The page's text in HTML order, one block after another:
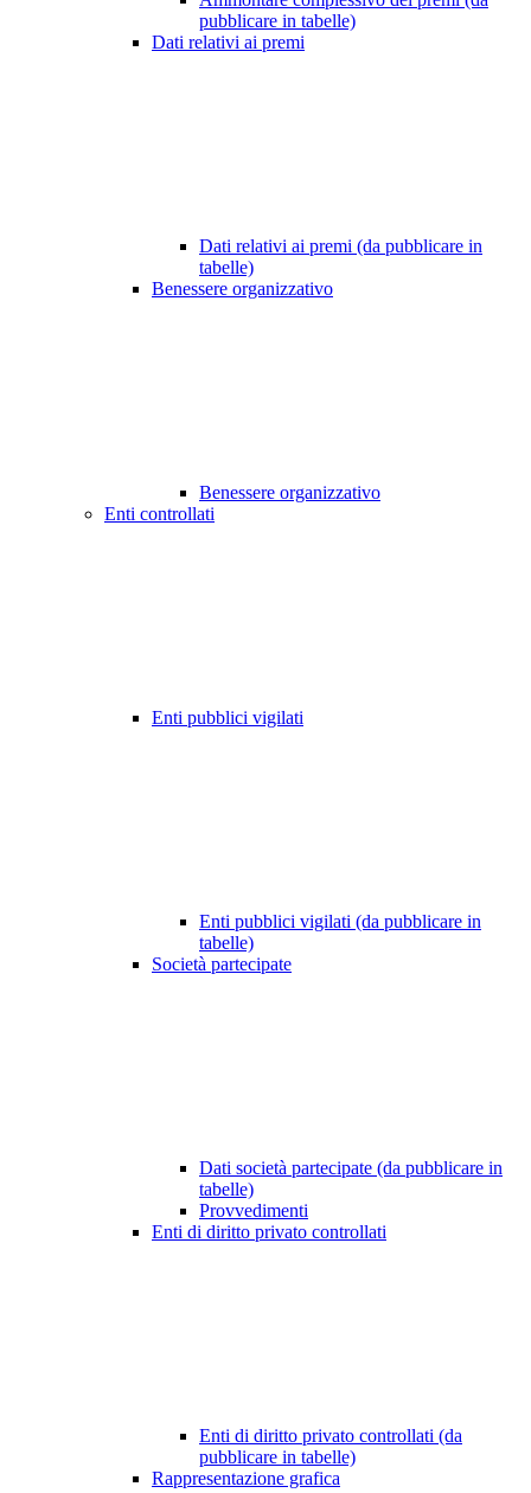
pubblicare in tabelle)
Dati relativi ai premi
Dati relativi ai premi (da pubblicare in
tabelle)
Benessere organizzativo
Benessere organizzativo
Enti controllati
Enti pubblici vigilati
Enti pubblici vigilati (da pubblicare in
tabelle)
Società partecipate
Dati società partecipate (da pubblicare in
tabelle)
Provvedimenti
Enti di diritto privato controllati
Enti di diritto privato controllati (da
pubblicare in tabelle)
Rappresentazione grafica